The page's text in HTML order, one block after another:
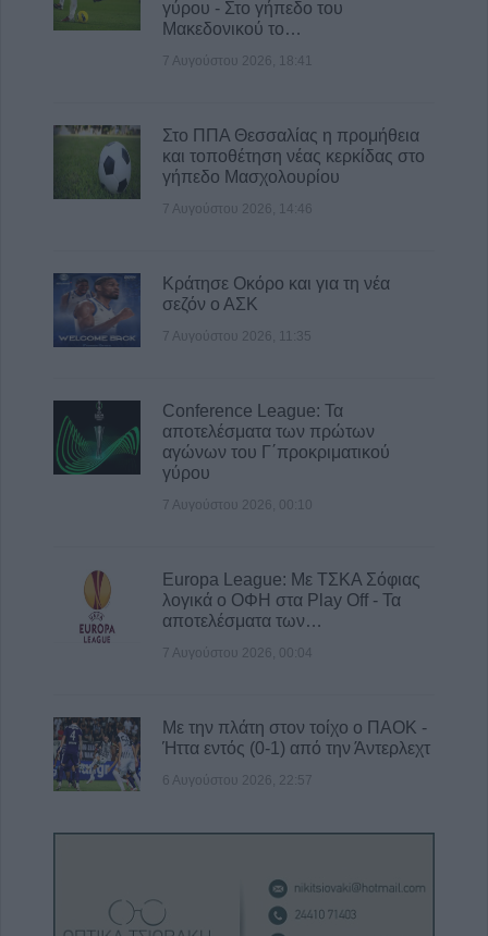
Ο Δήμος Σοφάδων παρουσιάζει τον Λεωνίδα
Μπαλάφα στη Λουτροπηγή
γύρου - Στο γήπεδο του
Μακεδονικού το…
7 Αυγούστου 2026, 18:41
Στο ΠΠΑ Θεσσαλίας η προμήθεια
και τοποθέτηση νέας κερκίδας στο
γήπεδο Μασχολουρίου
7 Αυγούστου 2026, 14:46
Κράτησε Οκόρο και για τη νέα
σεζόν ο ΑΣΚ
7 Αυγούστου 2026, 11:35
Conference League: Τα
αποτελέσματα των πρώτων
αγώνων του Γ΄προκριματικού
γύρου
7 Αυγούστου 2026, 00:10
Europa League: Με ΤΣΚΑ Σόφιας
λογικά ο ΟΦΗ στα Play Off - Τα
αποτελέσματα των…
7 Αυγούστου 2026, 00:04
Με την πλάτη στον τοίχο ο ΠΑΟΚ -
Ήττα εντός (0-1) από την Άντερλεχτ
6 Αυγούστου 2026, 22:57